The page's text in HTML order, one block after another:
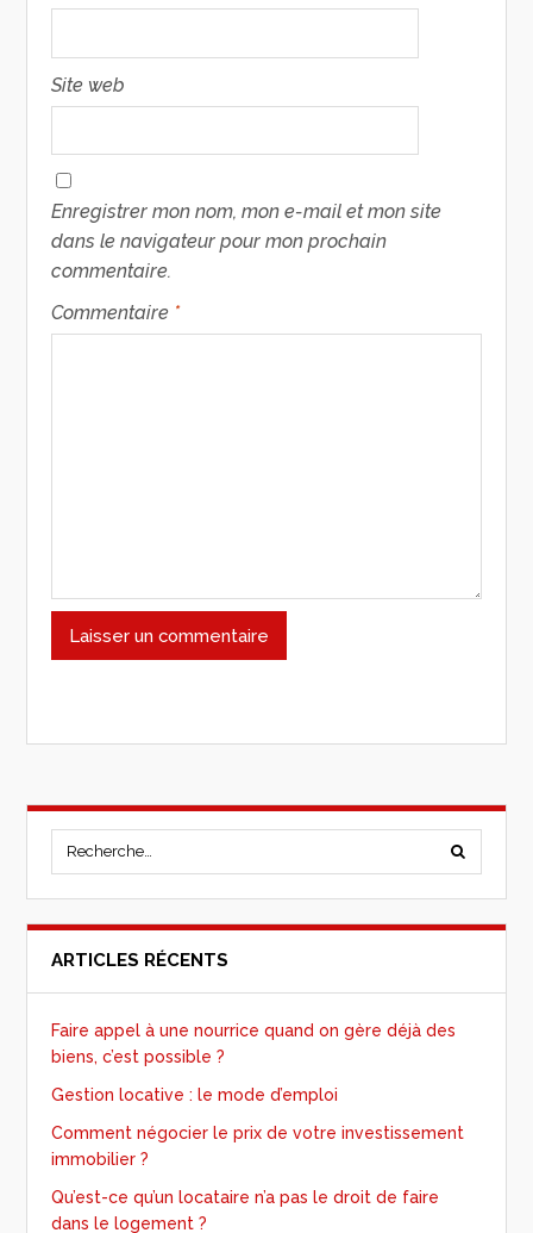
Site web
Enregistrer mon nom, mon e-mail et mon site
dans le navigateur pour mon prochain
commentaire.
Commentaire *
ARTICLES RÉCENTS
Faire appel à une nourrice quand on gère déjà des
biens, c’est possible ?
Gestion locative : le mode d’emploi
Comment négocier le prix de votre investissement
immobilier ?
Qu’est-ce qu’un locataire n’a pas le droit de faire
dans le logement ?